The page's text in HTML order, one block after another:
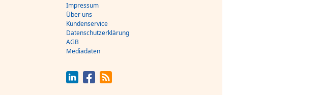
Impressum
Über uns
Kundenservice
Datenschutzerklärung
AGB
Mediadaten